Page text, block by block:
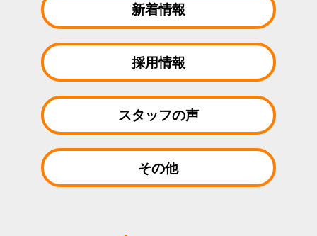
新着情報
採用情報
スタッフの声
その他